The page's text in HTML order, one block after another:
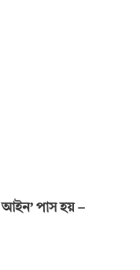
আইন’ পাস হয় –